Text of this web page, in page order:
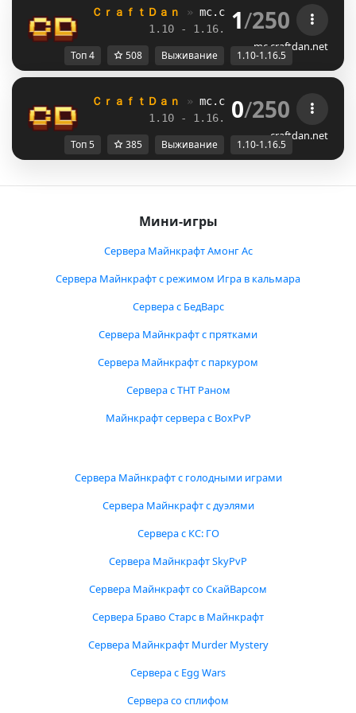
ＣｒａｆｔＤａｎ » mc.craftdan.net //
1.10 - 1.16.5 //
1/250
mc.craftdan.net
Топ 4 508 Выживание 1.10-1.16.5
ＣｒａｆｔＤａｎ » mc.craftdan.net //
1.10 - 1.16.5 //
0/250
craftdan.net
Топ 5 385 Выживание 1.10-1.16.5
Мини-игры
Сервера Майнкрафт Амонг Ас
Сервера Майнкрафт с режимом Игра в кальмара
Сервера с БедВарс
Сервера Майнкрафт с прятками
Сервера Майнкрафт с паркуром
Сервера с ТНТ Раном
Майнкрафт сервера с BoxPvP
Сервера Майнкрафт с голодными играми
Сервера Майнкрафт с дуэлями
Сервера с КС: ГО
Сервера Майнкрафт SkyPvP
Сервера Майнкрафт со СкайВарсом
Сервера Браво Старс в Майнкрафт
Сервера Майнкрафт Murder Mystery
Сервера с Egg Wars
Сервера со сплифом